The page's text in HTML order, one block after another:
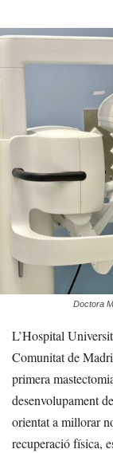
Doctora
L’Hospital
Comunitat de
primera
desenvolupament
orientat a millorar
recuperació física,